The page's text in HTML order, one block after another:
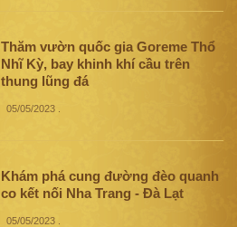
Thăm vườn quốc gia Goreme Thổ
Nhĩ Kỳ, bay khinh khí cầu trên
thung lũng đá
05/05/2023
Khám phá cung đường đèo quanh
co kết nối Nha Trang - Đà Lạt
05/05/2023